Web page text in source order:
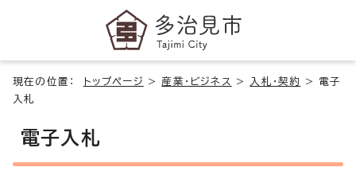
現在の位置： トップページ > 産業・ビジネス > 入札・契約 > 電子
入札
電子入札